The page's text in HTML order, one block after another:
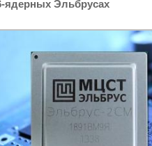
ядерных Эльбрусах